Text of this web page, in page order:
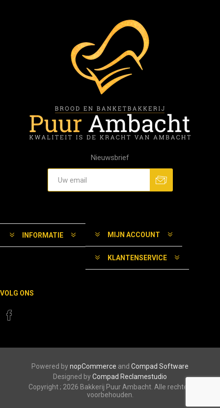
Nieuwsbrief
INFORMATIE MIJN ACCOUNT
KLANTENSERVICE
VOLG ONS
Powered bynopCommerce and Compad Software
Designed byCompad Reclamestudio
Copyright ; 2026 Bakkerij Puur Ambacht. Alle rechten
voorbehouden.